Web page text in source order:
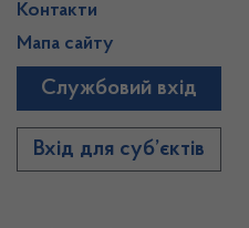
Контакти
Мапа сайту
Службовий вхід
Вхід для суб’єктів